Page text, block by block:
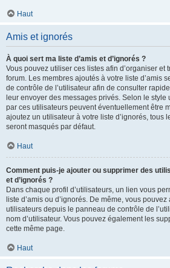
Haut
Amis et ignorés
À quoi sert ma liste d’amis et d’ignorés ?
Vous pouvez utiliser ces listes afin d’organiser et
forum. Les membres ajoutés à votre liste d’amis
de contrôle de l’utilisateur afin de consulter
leur envoyer des messages privés. Selon le
par ces utilisateurs peuvent éventuellement être
ajoutez un utilisateur à votre liste d’ignorés, tous
seront masqués par défaut.
Haut
Comment puis-je ajouter ou supprimer des
et d’ignorés ?
Dans chaque profil d’utilisateurs, un lien vous
liste d’amis ou d’ignorés. De même, vous
utilisateurs depuis le panneau de contrôle de
nom d’utilisateur. Vous pouvez également les
cette même page.
Haut